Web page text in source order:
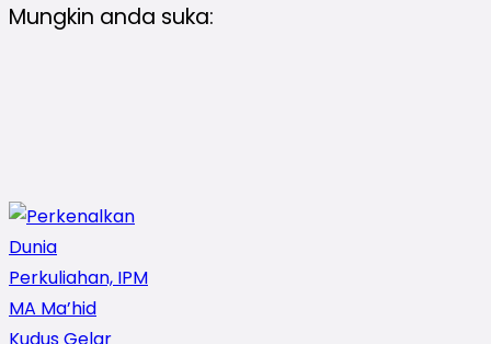
Mungkin anda suka: